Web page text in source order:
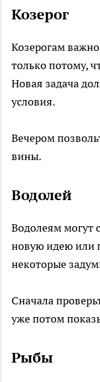
Козерог
Козерогам
только потому,
Новая задача
условия.
Вечером
вины.
Водолей
Водолеям могут
новую идею или
некоторые
Сначала
уже потом
Рыбы